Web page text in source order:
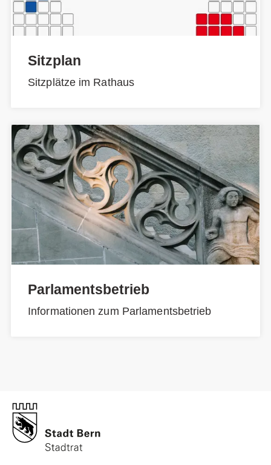
Sitzplan
Sitzplätze im Rathaus
Parlamentsbetrieb
Informationen zum Parlamentsbetrieb